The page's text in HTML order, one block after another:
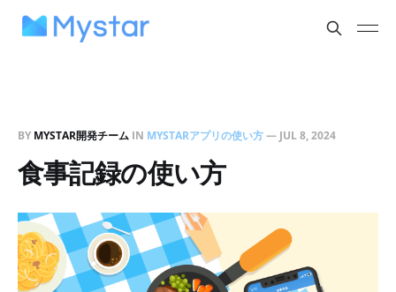
BY MYSTAR開発チーム IN MYSTARアプリの使い方— JUL 8, 2024
食事記録の使い方